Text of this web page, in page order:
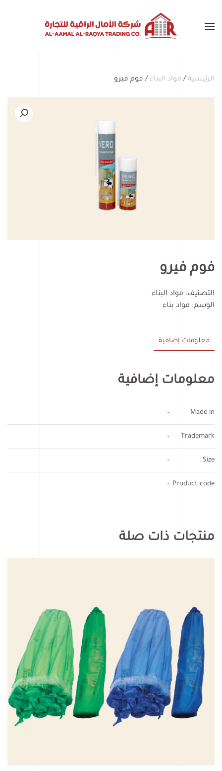
Skip to main content
الرئيسية / مواد البناء / فوم فيرو
فوم فيرو
التصنيف: مواد البناء
الوسم: مواد بناء
معلومات إضافية
معلومات إضافية
Made in
–
Trademark
–
Size
–
Product code
–
منتجات ذات صلة